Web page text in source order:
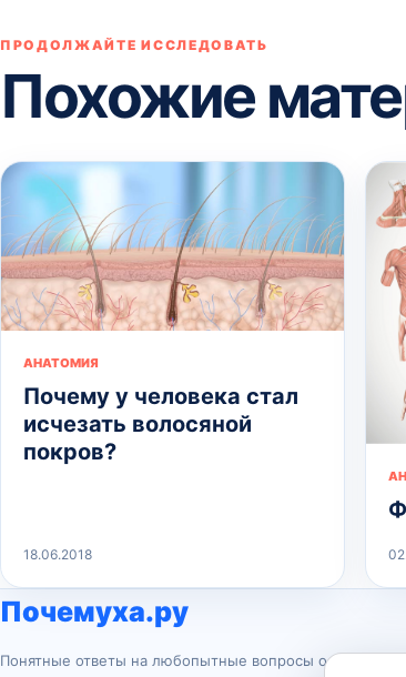
ПРОДОЛЖАЙТЕ ИССЛЕДОВАТЬ
Похожие
АНАТОМИЯ
Почему у человека стал
исчезать волосяной
покров?
18.06.2018
Почемуха.ру
Понятные ответы на любопытные вопросы о